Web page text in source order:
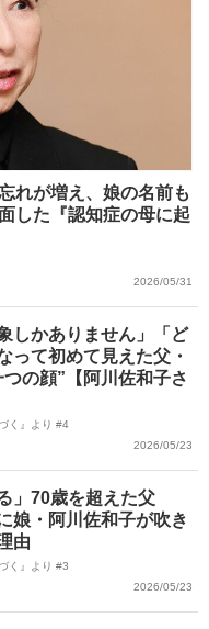
れが増え、娘の名前も
した『認知症の母に起
2026/05/31
しかありません」「ど
って初めて見えた父・
の顔”【阿川佐和子さ
く』より #4
2026/05/23
」70歳を超えた父
娘・阿川佐和子が吹き
由
く』より #3
2026/05/23